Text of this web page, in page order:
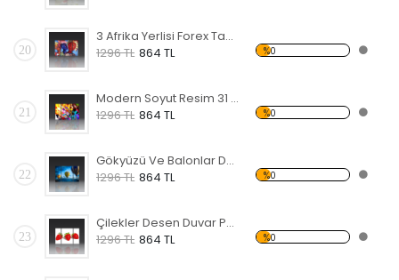
20
3 Afrika Yerlisi Forex Tablo
1296 TL 864 TL %0
21
Modern Soyut Resim 31 Forex Tablo
1296 TL 864 TL %0
22
Gökyüzü Ve Balonlar Desen Duvar Panosu
1296 TL 864 TL %0
23
Çilekler Desen Duvar Panosu
1296 TL 864 TL %0